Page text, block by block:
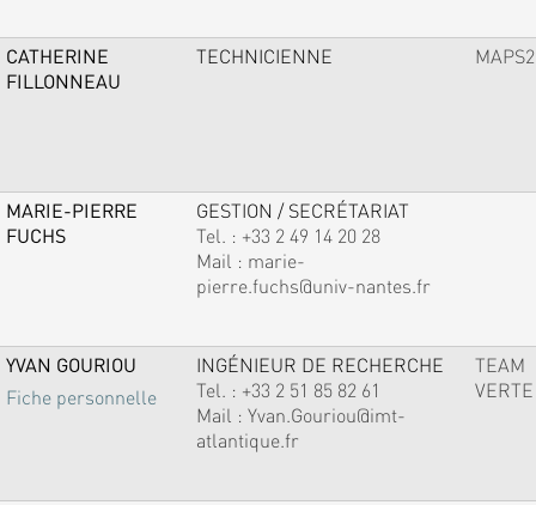
CATHERINE
FILLONNEAU
TECHNICIENNE MAPS2
MARIE-PIERRE
FUCHS
GESTION / SECRÉTARIAT
Tel. : +33 2 49 14 20 28
Mail : marie-
pierre.fuchs@univ-nantes.fr
YVAN GOURIOU
Fiche personnelle
INGÉNIEUR DE RECHERCHE
Tel. : +33 2 51 85 82 61
Mail : Yvan.Gouriou@imt-
atlantique.fr
TEAM
VERTE